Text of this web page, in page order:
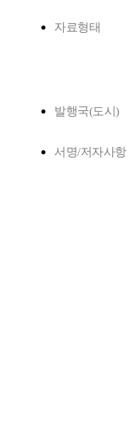
자료형태
발행국(도시)
서명/저자사항